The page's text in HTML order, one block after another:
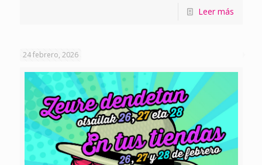
Leer más
24 febrero, 2026